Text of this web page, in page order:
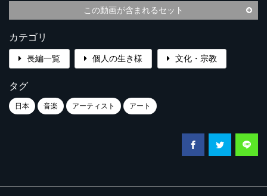
この動画が含まれるセット
カテゴリ
長編一覧 個人の生き様 文化・宗教
タグ
日本 音楽 アーティスト アート